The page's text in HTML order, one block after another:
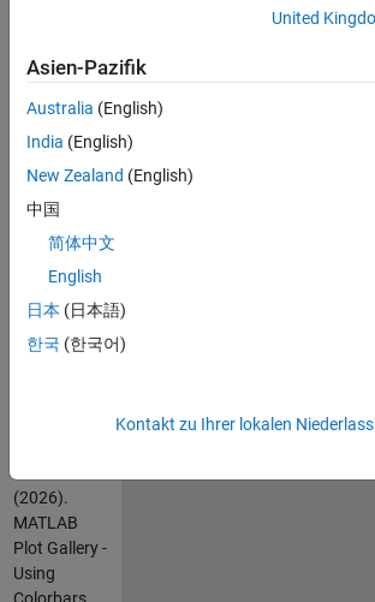
"colorbar"
function in
the MATLAB
documentation.
For more
examples,
MATLAB
Plot Gallery -
http://www.mathworks.com/discovery/
Zitieren
(2026).
MATLAB
Plot Gallery -
Using
United
Asien-Pazifik
Australia (English)
India (English)
New Zealand (English)
中国
简体中文
English
日本 (日本語)
한국 (한국어)
Kontakt zu Ihrer lokalen